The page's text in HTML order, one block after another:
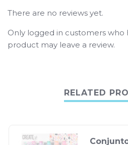
There are no reviews yet.
Only logged in customers who
product may leave a review.
RELATED